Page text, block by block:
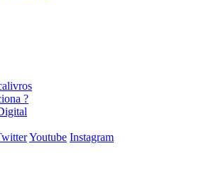
?
Youtube Instagram